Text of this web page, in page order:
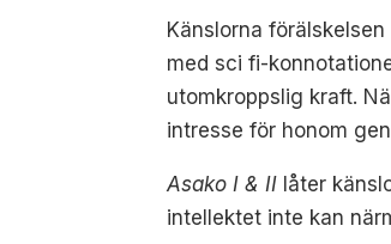
Känslorna
med sci fi-
utomkroppslig kraft.
intresse för honom
Asako I & II låter
intellektet inte kan